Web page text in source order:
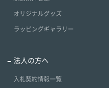
オリジナルグッズ
ラッピングギャラリー
法人の方へ
入札契約情報一覧